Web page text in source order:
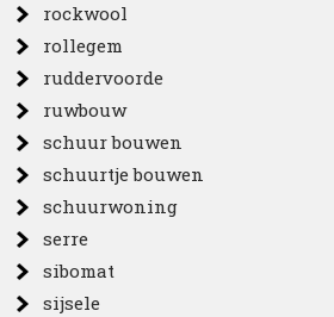
rockwool
rollegem
ruddervoorde
ruwbouw
schuur bouwen
schuurtje bouwen
schuurwoning
serre
sibomat
sijsele